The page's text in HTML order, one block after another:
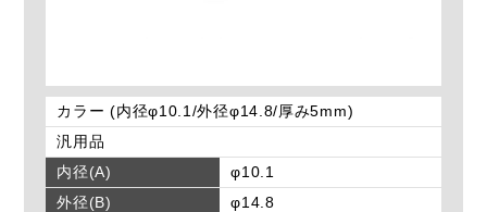
カラー (内径φ10.1/外径φ14.8/厚み5mm)
汎用品
内径(A)
φ10.1
外径(B)
φ14.8